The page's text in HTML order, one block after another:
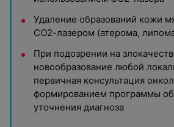
Удаление образований кожи
СО2-лазером (атерома,
При подозрении на
новообразование любой
первичная консультация
формированием программы
уточнения диагноза